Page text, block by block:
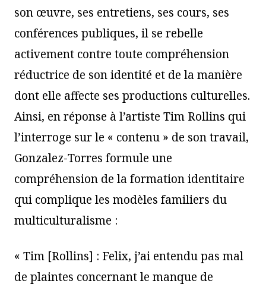
son œuvre, ses entretiens, ses cours, ses
conférences publiques, il se rebelle
activement contre toute compréhension
réductrice de son identité et de la manière
dont elle affecte ses productions culturelles.
Ainsi, en réponse à l’artiste Tim Rollins qui
l’interroge sur le « contenu » de son travail,
Gonzalez-Torres formule une
compréhension de la formation identitaire
qui complique les modèles familiers du
multiculturalisme :
« Tim [Rollins] : Felix, j’ai entendu pas mal
de plaintes concernant le manque de